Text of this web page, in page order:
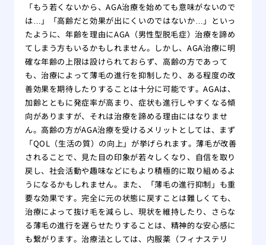
「もう若くないから、AGA治療を始めても意味がないので
は…」「高齢だと効果が出にくいのではないか…」といっ
たように、年齢を理由にAGA（男性型脱毛症）治療を諦め
てしまう方もいるかもしれません。しかし、AGA治療に明
確な年齢の上限は設けられておらず、高齢の方であって
も、治療によって薄毛の進行を抑制したり、ある程度の改
善効果を期待したりすることは十分に可能です。AGAは、
加齢とともに発症率が高まり、症状も進行しやすくなる傾
向がありますが、それは治療を諦める理由にはなりませ
ん。高齢の方がAGA治療を受けるメリットとしては、まず
「QOL（生活の質）の向上」が挙げられます。薄毛が改善
されることで、見た目の印象が若々しくなり、自信を取り
戻し、社会活動や趣味などにもより積極的に取り組めるよ
うになるかもしれません。また、「薄毛の進行抑制」も重
要な効果です。完全に元の状態に戻すことは難しくても、
治療によって抜け毛を減らし、現状を維持したり、さらな
る薄毛の進行を遅らせたりすることは、精神的な安心感に
も繋がります。治療法としては、内服薬（フィナステリ